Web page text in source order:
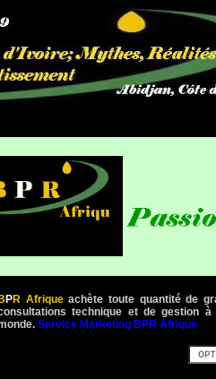
B PR Afriqueachète toute quantité de
technique et de gestion
Service Marketing BPR Afrique